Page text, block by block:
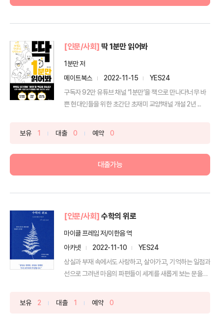
[인문/사회] 딱 1분만 읽어봐
1분만 저
메이트북스
2022-11-15
YES24
구독자 92만 유튜브 채널 ‘1분만’을 책으로 만나다!너무 바
쁜 현대인들을 위한 초간단 초재미 교양!채널 개설 2년 ...
보유 1 대출 0 예약 0
대출가능
[인문/사회] 수학의 위로
마이클 프레임 저/이한음 역
아카넷
2022-11-10
YES24
상실과 부재 속에서도 사랑하고, 살아가고, 기억하는 일점과
선으로 그려낸 마음의 파편들이 세계를 새롭게 보는 문을
보유 2 대출 1 예약 0